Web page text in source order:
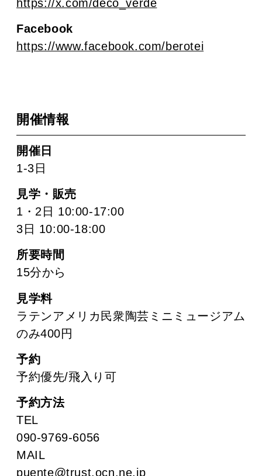
https://x.com/deco_verde
Facebook
https://www.facebook.com/berotei
開催情報
開催日
1-3日
見学・販売
1・2日 10:00-17:00
3日 10:00-18:00
所要時間
15分から
見学料
ラテンアメリカ民衆陶芸ミニミュージアム
のみ400円
予約
予約優先/飛入り可
予約方法
TEL
090-9769-6056
MAIL
puente@trust.ocn.ne.jp